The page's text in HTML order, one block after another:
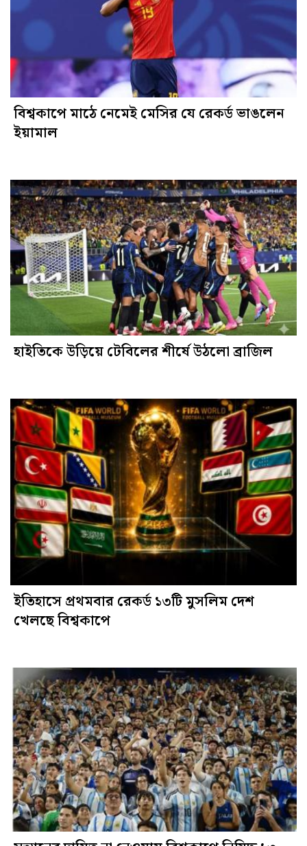
বিশ্বকাপে মাঠে নেমেই মেসির যে রেকর্ড ভাঙলেন
ইয়ামাল
হাইতিকে উড়িয়ে টেবিলের শীর্ষে উঠলো ব্রাজিল
ইতিহাসে প্রথমবার রেকর্ড ১৩টি মুসলিম দেশ
খেলছে বিশ্বকাপে